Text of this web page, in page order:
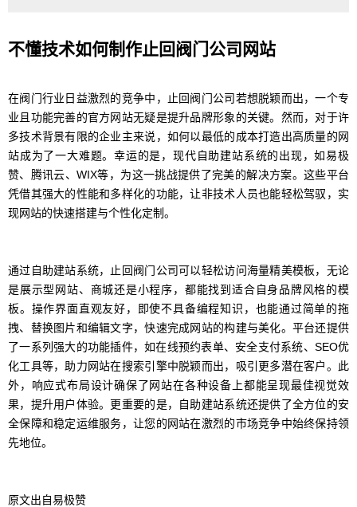
不懂技术如何制作止回阀门公司网站
在阀门行业日益激烈的竞争中，止回阀门公司若想脱颖而出，一个专
业且功能完善的官方网站无疑是提升品牌形象的关键。然而，对于许
多技术背景有限的企业主来说，如何以最低的成本打造出高质量的网
站成为了一大难题。幸运的是，现代自助建站系统的出现，如易极
赞、腾讯云、WIX等，为这一挑战提供了完美的解决方案。这些平台
凭借其强大的性能和多样化的功能，让非技术人员也能轻松驾驭，实
现网站的快速搭建与个性化定制。
通过自助建站系统，止回阀门公司可以轻松访问海量精美模板，无论
是展示型网站、商城还是小程序，都能找到适合自身品牌风格的模
板。操作界面直观友好，即使不具备编程知识，也能通过简单的拖
拽、替换图片和编辑文字，快速完成网站的构建与美化。平台还提供
了一系列强大的功能插件，如在线预约表单、安全支付系统、SEO优
化工具等，助力网站在搜索引擎中脱颖而出，吸引更多潜在客户。此
外，响应式布局设计确保了网站在各种设备上都能呈现最佳视觉效
果，提升用户体验。更重要的是，自助建站系统还提供了全方位的安
全保障和稳定运维服务，让您的网站在激烈的市场竞争中始终保持领
先地位。
原文出自易极赞